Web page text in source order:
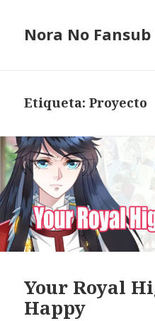
Nora No Fansub
Etiqueta: Proyecto
Your Royal
Happy